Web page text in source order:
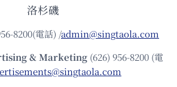
洛杉磯
8200(電話) /admin@singtaola.com
& Marketing (626) 956-8200 (電